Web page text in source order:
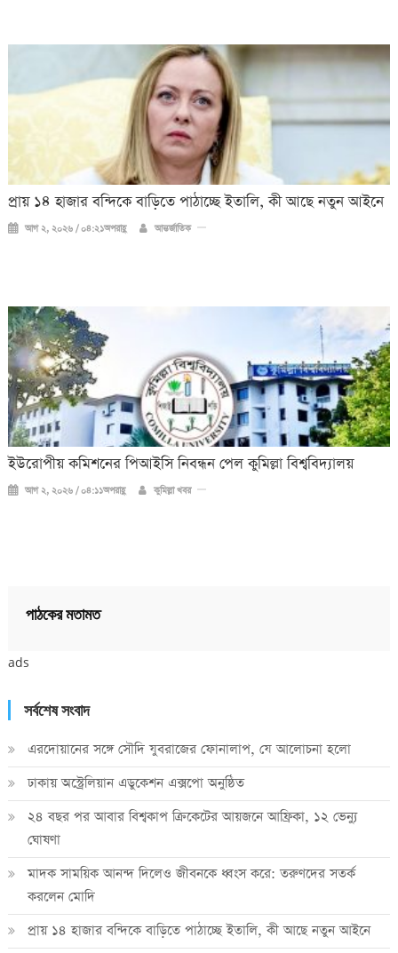
প্রায় ১৪ হাজার বন্দিকে বাড়িতে পাঠাচ্ছে ইতালি, কী আছে নতুন আইনে
আগ ২, ২০২৬ / ০৪:২১অপরাহ্ণ আন্তর্জাতিক
ইউরোপীয় কমিশনের পিআইসি নিবন্ধন পেল কুমিল্লা বিশ্ববিদ্যালয়
আগ ২, ২০২৬ / ০৪:১১অপরাহ্ণ কুমিল্লা খবর
পাঠকের মতামত
ads
সর্বশেষ সংবাদ
এরদোয়ানের সঙ্গে সৌদি যুবরাজের ফোনালাপ, যে আলোচনা হলো
ঢাকায় অস্ট্রেলিয়ান এডুকেশন এক্সপো অনুষ্ঠিত
২৪ বছর পর আবার বিশ্বকাপ ক্রিকে‌টের আয়জনে আফ্রিকা, ১২ ভেন্যু
ঘোষণা
মাদক সাময়িক আনন্দ দিলেও জীবনকে ধ্বংস করে: তরুণদের সতর্ক
করলেন মোদি
প্রায় ১৪ হাজার বন্দিকে বাড়িতে পাঠাচ্ছে ইতালি, কী আছে নতুন আইনে